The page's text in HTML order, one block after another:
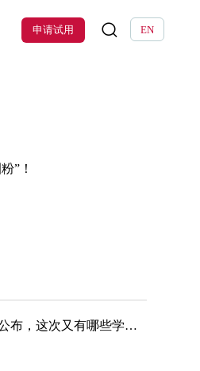
EN
申请试用
”！
安恒信息第二批16个产学合作协同育人项目立项名单公布，这次又有哪些学校呢？